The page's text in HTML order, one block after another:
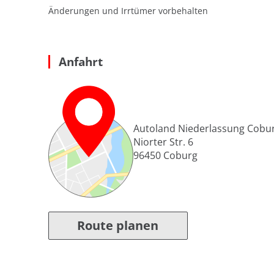
Änderungen und Irrtümer vorbehalten
Anfahrt
Autoland Niederlassung
Niorter Str. 6
96450 Coburg
Route planen